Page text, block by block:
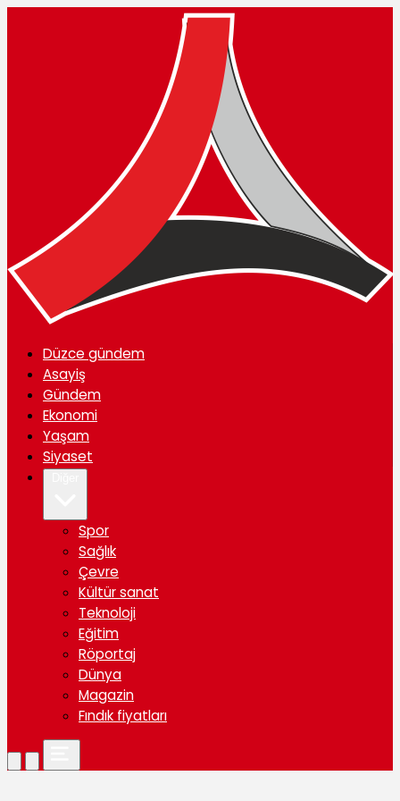
Düzce gündem
Asayiş
Gündem
Ekonomi
Yaşam
Siyaset
Spor
Sağlık
Çevre
Kültür sanat
Teknoloji
Eğitim
Röportaj
Dünya
Magazin
Fındık fiyatları